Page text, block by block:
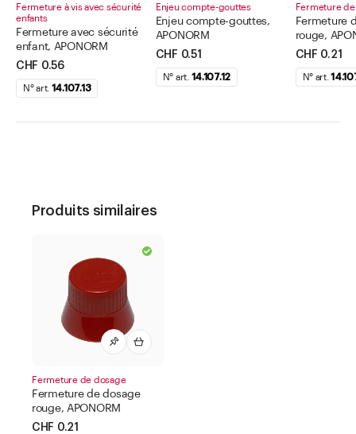
Fermeture à vis avec sécurité
enfants
Fermeture avec sécurité
enfant, APONORM
CHF 0.56
N° art. 14.107.13
Enjeu compte-gouttes
Enjeu compte-gouttes,
APONORM
CHF 0.51
N° art. 14.107.12
Fermeture
Fermeture
rouge,
CHF 0.21
N° art.
Produits similaires
Fermeture de dosage
Fermeture de dosage
rouge, APONORM
CHF 0.21